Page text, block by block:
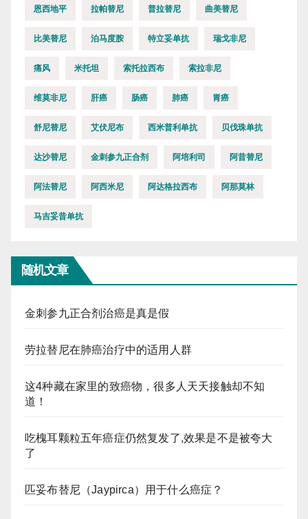
恩西地平 拉帕替尼 普拉替尼 曲美替尼
比美替尼 泊马度胺 特立妥单抗 瑞戈非尼
痛风 米托坦 索托拉西布 索拉非尼
维莫非尼 肝癌 肠癌 肺癌 胃癌
舒尼替尼 艾伏尼布 西米普利单抗 贝伐珠单抗
达沙替尼 金刺参九正合剂 阿培利司 阿昔替尼
阿法替尼 阿西米尼 阿达格拉西布 阿那莫林
马吉妥昔单抗
随机文章
金刺参九正合剂治癌是真是假
劳拉替尼在肺癌治疗中的适用人群
这4种藏在家里的致癌物，很多人天天接触却不知
道！
吃槐耳颗粒五年癌症仍然复发了,效果是不是被夸大
了
匹妥布替尼（Jaypirca）用于什么癌症？